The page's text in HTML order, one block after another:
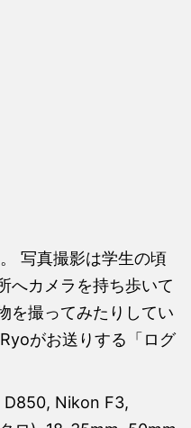
写真撮影は学生の頃
へカメラを持ち歩いて
を撮ってみたりしてい
がお送りする「ログ
Nikon F3,